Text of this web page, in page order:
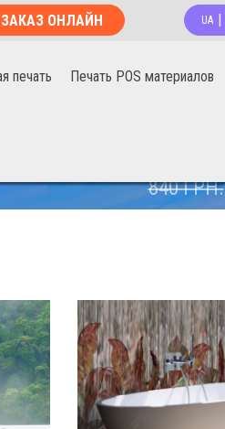
ЗАКАЗ ОНЛАЙН UA
печать Печать POS материалов
840ГРН.